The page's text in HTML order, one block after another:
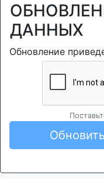
ДАННЫХ
Обновление